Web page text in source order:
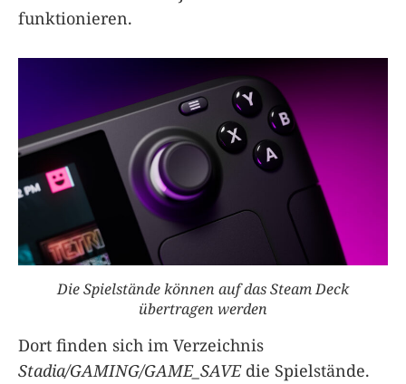
funktionieren.
Die Spielstände können auf das Steam Deck
übertragen werden
Dort finden sich im Verzeichnis
Stadia/GAMING/GAME_SAVEdie Spielstände.